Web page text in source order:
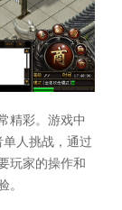
精彩。游戏中
人挑战，通过
玩家的操作和
。